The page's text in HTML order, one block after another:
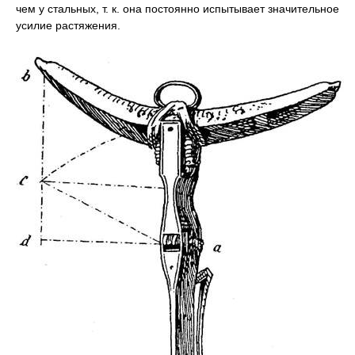
чем у стальных, т. к. она постоянно испытывает значительное
усилие растяжения.